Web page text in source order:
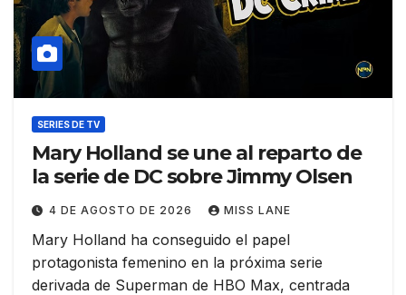
SERIES DE TV
Mary Holland se une al reparto de
la serie de DC sobre Jimmy Olsen
4 DE AGOSTO DE 2026 MISS LANE
Mary Holland ha conseguido el papel
protagonista femenino en la próxima serie
derivada de Superman de HBO Max, centrada